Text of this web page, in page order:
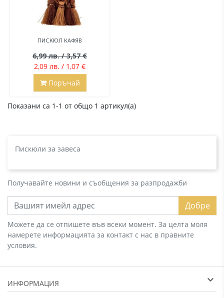
ПИСКЮЛ КАФЯВ
6,99 лв. / 3,57 €
2,09 лв. / 1,07 €
Поръчай
Показани са 1-1 от общо 1 артикул(а)
Пискюли за завеса
Получавайте новини и съобщения за разпродажби
Добре
Можете да се отпишете във всеки момент. За целта моля
намерете информацията за контакт с нас в правните
условия.
ИНФОРМАЦИЯ